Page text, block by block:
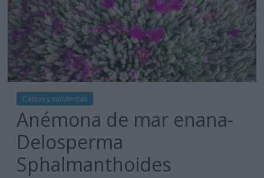
Cactus y suculentas
Anémona de mar enana-
Delosperma
Sphalmanthoides